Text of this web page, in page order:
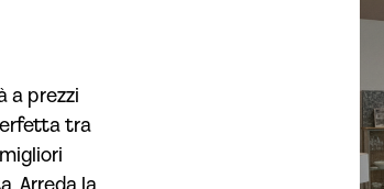
a prezzi
tra